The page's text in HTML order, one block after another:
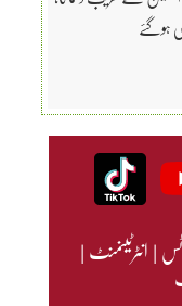
|انٹرٹینمنٹ|